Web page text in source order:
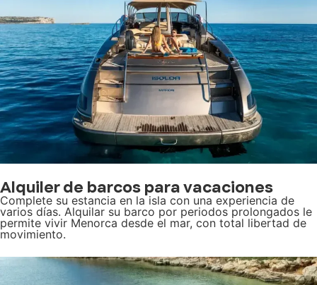
Alquiler de barcos para vacaciones
Complete su estancia en la isla con una experiencia de
varios días. Alquilar su barco por periodos prolongados le
permite vivir Menorca desde el mar, con total libertad de
movimiento.